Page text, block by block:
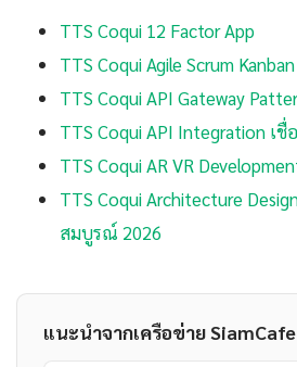
TTS Coqui 12 Factor App
TTS Coqui Agile Scrum Kanban
TTS Coqui API Gateway
TTS Coqui API Integration เ
TTS Coqui AR VR
TTS Coqui Architecture
สมบูรณ์ 2026
แนะนำจากเครือข่าย SiamCafe